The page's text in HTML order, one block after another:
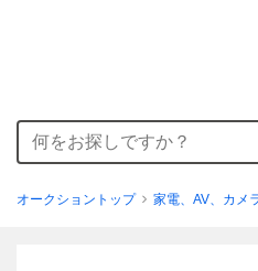
オークショントップ 家電、AV、カメ